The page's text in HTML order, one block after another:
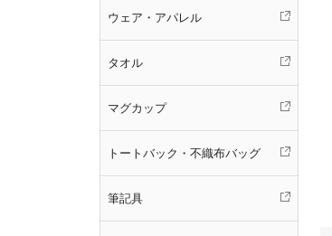
ウェア・アパレル
タオル
マグカップ
トートバック・不織布バッグ
筆記具